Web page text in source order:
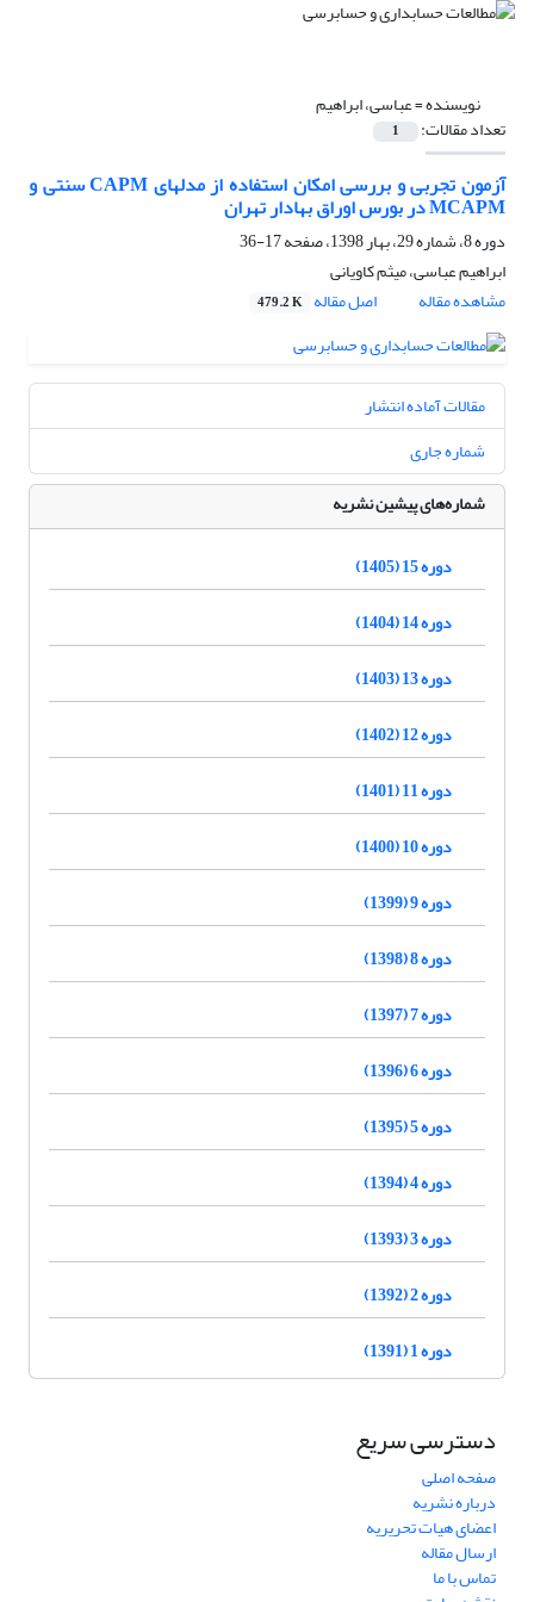
نویسنده =عباسی، ابراهیم
تعداد مقالات: 1
MCAPM در بورس اوراق بهادار تهران
دوره 8، شماره 29، بهار 1398، صفحه
17-36
ابراهیم عباسی، میثم کاویانی
مشاهده مقاله
اصل مقاله 479.2 K
مقالات آماده انتشار
شماره جاری
شماره‌های پیشین نشریه
دوره 15 (1405)
دوره 14 (1404)
دوره 13 (1403)
دوره 12 (1402)
دوره 11 (1401)
دوره 10 (1400)
دوره 9 (1399)
دوره 8 (1398)
دوره 7 (1397)
دوره 6 (1396)
دوره 5 (1395)
دوره 4 (1394)
دوره 3 (1393)
دوره 2 (1392)
دوره 1 (1391)
دسترسی سریع
صفحه اصلی
درباره نشریه
اعضای هیات تحریریه
ارسال مقاله
تماس با ما